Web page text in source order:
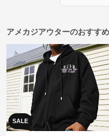
アメカジアウターのおすす
SALE